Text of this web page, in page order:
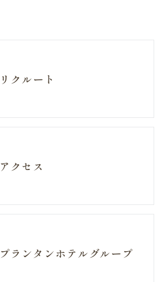
リクルート
アクセス
プランタンホテルグループ